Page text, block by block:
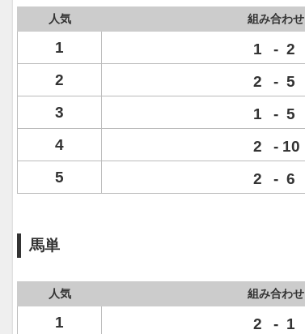
人気 組み合わせ
1 1 - 2
2
2 - 5
3
1 - 5
4
2 - 10
5
2 - 6
馬単
人気 組み合わせ
1 2 - 1